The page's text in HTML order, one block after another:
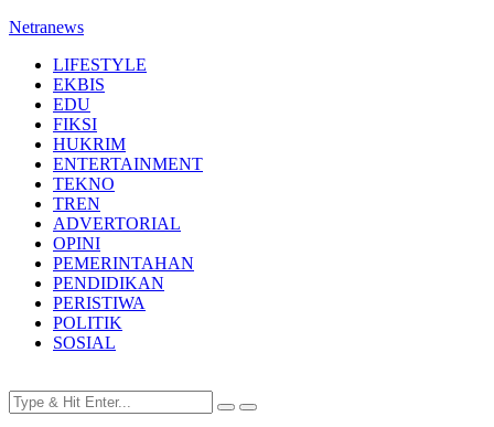
Netranews
LIFESTYLE
EKBIS
EDU
FIKSI
HUKRIM
ENTERTAINMENT
TEKNO
TREN
ADVERTORIAL
OPINI
PEMERINTAHAN
PENDIDIKAN
PERISTIWA
POLITIK
SOSIAL